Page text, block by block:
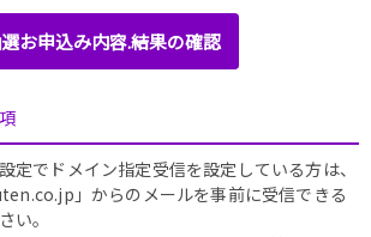
お申込み内容.結果の確認
定でドメイン指定受信を設定している方は、
」からのメールを事前に受信できる
い。